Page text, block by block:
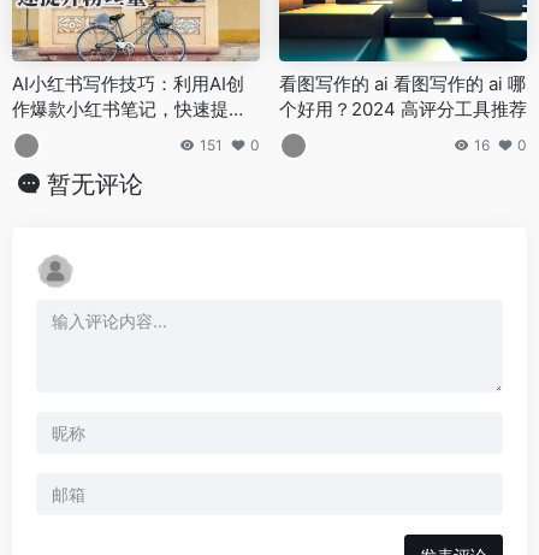
AI小红书写作技巧：利用AI创
作爆款小红书笔记，快速提升
粉丝量
151 0
看图写作的 ai 看图写作的 ai 哪
个好用？2024 高评分工具推荐
16 0
暂无评论